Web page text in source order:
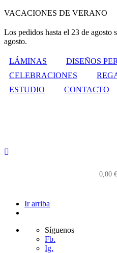
VACACIONES DE VERANO
Los pedidos hasta el 23 de agosto
agosto.
LÁMINAS
DISEÑOS
CELEBRACIONES
ESTUDIO
CONTACTO
0,00 €
Ir arriba
Síguenos
Fb.
Ig.